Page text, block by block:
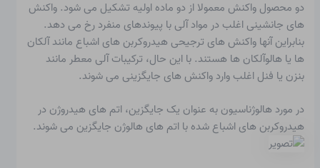
دو محصول واکنش معمولا از دو ماده اولیه تشکیل می شود. واکنش
های جانشینی اغلب در مواد آلی با پیوندهای منفرد رخ می دهد.
بنابراین آنها واکنش های ترجیحی هیدروکربن های اشباع مانند آلکان
ها یا هالوآلکان ها هستند. با این حال، ترکیبات آلی معطر مانند
بنزن یا فنل اغلب وارد واکنش های جایگزینی می شوند.
در مورد هالوژناسیون به عنوان یک جایگزین، اتم های هیدروژن در
هیدروکربن های اشباع شده با اتم های هالوژن جایگزین می شوند.